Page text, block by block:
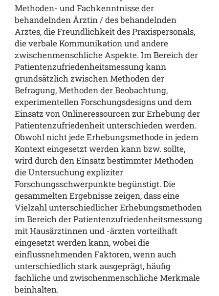
Methoden- und Fachkenntnisse der
behandelnden Ärztin / des behandelnden
Arztes, die Freundlichkeit des Praxispersonals,
die verbale Kommunikation und andere
zwischenmenschliche Aspekte. Im Bereich der
Patientenzufriedenheitsmessung kann
grundsätzlich zwischen Methoden der
Befragung, Methoden der Beobachtung,
experimentellen Forschungsdesigns und dem
Einsatz von Onlineressourcen zur Erhebung der
Patientenzufriedenheit unterschieden werden.
Obwohl nicht jede Erhebungsmethode in jedem
Kontext eingesetzt werden kann bzw. sollte,
wird durch den Einsatz bestimmter Methoden
die Untersuchung expliziter
Forschungsschwerpunkte begünstigt. Die
gesammelten Ergebnisse zeigen, dass eine
Vielzahl unterschiedlicher Erhebungsmethoden
im Bereich der Patientenzufriedenheitsmessung
mit Hausärztinnen und -ärzten vorteilhaft
eingesetzt werden kann, wobei die
einflussnehmenden Faktoren, wenn auch
unterschiedlich stark ausgeprägt, häufig
fachliche und zwischenmenschliche Merkmale
beinhalten.